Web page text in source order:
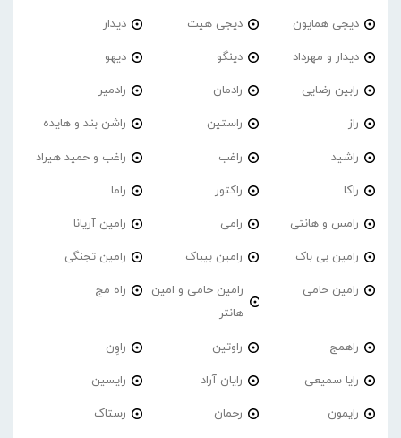
دیجی همایون دیجی هیت دیدار
دیدار و مهرداد دینگو دیهو
رابین رضایی رادمان رادمیر
راز راستین راشن بند و هایده
راشید راغب راغب و حمید هیراد
راکا راکتور راما
رامس و هانتی رامی رامین آریانا
رامین بی باک رامین بیباک رامین تجنگی
رامین حامی
رامین حامی و امین
هانتر
راه مج
راهمج راوتین راوِن
رایا سمیعی رایان آراد رایسین
رایمون رحمان رستاک